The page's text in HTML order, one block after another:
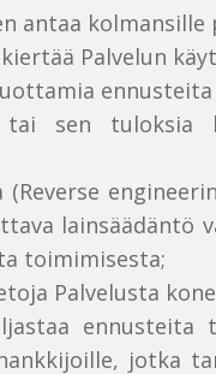
antaa kolmansille
Palvelun
tai sen tuloksia
toimimisesta;
Palvelusta
ennusteita
jotka